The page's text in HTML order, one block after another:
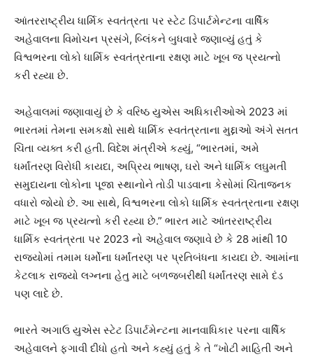
આંતરરાષ્ટ્રીય ધાર્મિક સ્વતંત્રતા પર સ્ટેટ ડિપાર્ટમેન્ટના વાર્ષિક
અહેવાલના વિમોચન પ્રસંગે, બ્લિંકને બુધવારે જણાવ્યું હતું કે
વિશ્વભરના લોકો ધાર્મિક સ્વતંત્રતાના રક્ષણ માટે ખૂબ જ પ્રયત્નો
કરી રહ્યા છે.
અહેવાલમાં જણાવાયું છે કે વરિષ્ઠ યુએસ અધિકારીઓએ 2023 માં
ભારતમાં તેમના સમકક્ષો સાથે ધાર્મિક સ્વતંત્રતાના મુદ્દાઓ અંગે સતત
ચિંતા વ્યક્ત કરી હતી. વિદેશ મંત્રીએ કહ્યું, “ભારતમાં, અમે
ધર્માંતરણ વિરોધી કાયદા, અપ્રિય ભાષણ, ઘરો અને ધાર્મિક લઘુમતી
સમુદાયના લોકોના પૂજા સ્થાનોને તોડી પાડવાના કેસોમાં ચિંતાજનક
વધારો જોયો છે. આ સાથે, વિશ્વભરના લોકો ધાર્મિક સ્વતંત્રતાના રક્ષણ
માટે ખૂબ જ પ્રયત્નો કરી રહ્યા છે.” ભારત માટે આંતરરાષ્ટ્રીય
ધાર્મિક સ્વતંત્રતા પર 2023 નો અહેવાલ જણાવે છે કે 28 માંથી 10
રાજ્યોમાં તમામ ધર્મોના ધર્માંતરણ પર પ્રતિબંધના કાયદા છે. આમાંના
કેટલાક રાજ્યો લગ્નના હેતુ માટે બળજબરીથી ધર્માંતરણ સામે દંડ
પણ લાદે છે.
ભારતે અગાઉ યુએસ સ્ટેટ ડિપાર્ટમેન્ટના માનવાધિકાર પરના વાર્ષિક
અહેવાલને ફગાવી દીધો હતો અને કહ્યું હતું કે તે “ખોટી માહિતી અને